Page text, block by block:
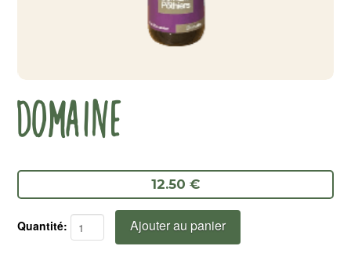
DOMAINE
12.50 €
Ajouter au panier